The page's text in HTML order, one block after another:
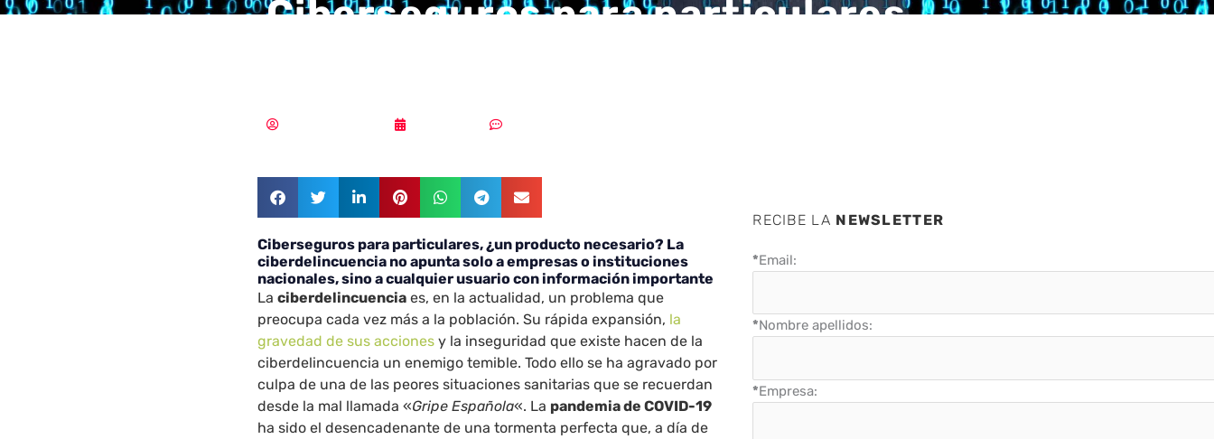
Ciberseguros para particulares,
Ciberseguros para particulares, ¿un producto necesario? La
ciberdelincuencia no apunta solo a empresas o instituciones
nacionales, sino a cualquier usuario con información importante
Laciberdelincuencia es, en la actualidad, un problema que
preocupa cada vez más a la población. Su rápida expansión, la
gravedad de sus acciones y la inseguridad que existe hacen de la
ciberdelincuencia un enemigo temible. Todo ello se ha agravado por
culpa de una de las peores situaciones sanitarias que se recuerdan
desde la mal llamada «Gripe Española«. La pandemia de COVID-19
ha sido el desencadenante de una tormenta perfecta que, a día de
RECIBE LA NEWSLETTER
*Email:
*Nombre apellidos:
*Empresa: